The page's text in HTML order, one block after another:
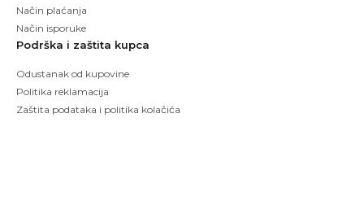
Način plaćanja
Način isporuke
Podrška i zaštita kupca
Odustanak od kupovine
Politika reklamacija
Zaštita podataka i politika kolačića